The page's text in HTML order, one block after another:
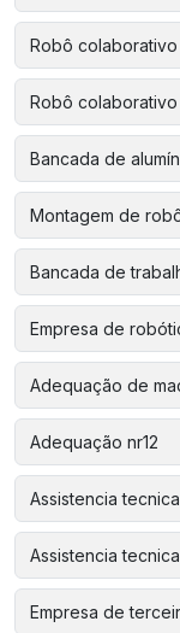
Robô
Robô
Bancada de
Montagem de
Bancada de
Empresa de
Adequação de
Adequação nr12
Assistencia
Assistencia
Empresa de